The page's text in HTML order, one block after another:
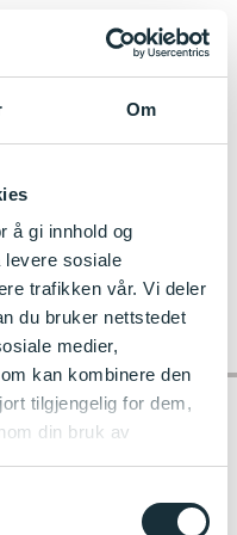
Om
å gi innhold og
levere sosiale
trafikken vår. Vi deler
du bruker nettstedet
medier,
kan kombinere den
tilgjengelig for dem,
din bruk av
kanvas.no